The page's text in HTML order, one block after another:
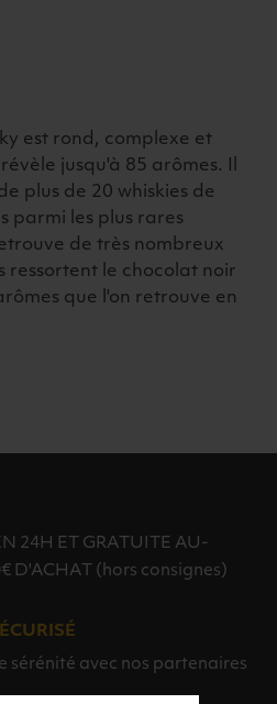
est rond, complexe et
jusqu'à 85 arômes. Il
plus de 20 whiskies de
parmi les plus rares
de très nombreux
ressortent le chocolat noir
que l'on retrouve en
24H ET GRATUITE AU-
D'ACHAT (hors consignes)
sérénité avec nos partenaires